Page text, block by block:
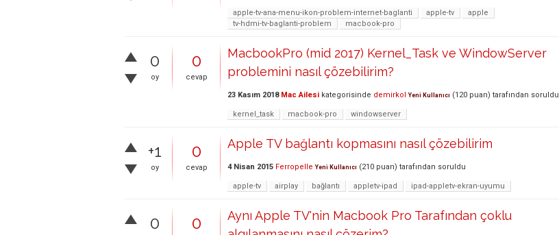
apple-tv-ana-menu-ikon-problem-internet-baglanti apple-tv
apple
tv-hdmi-tv-baglanti-problem
macbook-pro
0
oy
0
cevap
MacbookPro (mid 2017) Kernel_Task ve WindowServer
problemini nasıl çözebilirim?
23 Kasım 2018 Mac Ailesi kategorisinde demirkol Yeni Kullanıcı (120 puan) tarafından soruldu
kernel_task macbook-pro windowserver
+1
oy
0
cevap
Apple TV bağlantı kopmasını nasıl çözebilirim
4 Nisan 2015 Ferropelle Yeni Kullanıcı (210 puan) tarafından soruldu
apple-tv airplay bağlantı appletv-ipad ipad-appletv-ekran-uyumu
0 0
Aynı Apple TV'nin Macbook Pro Tarafından çoklu